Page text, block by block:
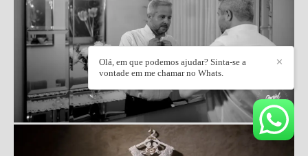
✕
Olá, em que podemos ajudar? Sinta-se a
vontade em me chamar no Whats.